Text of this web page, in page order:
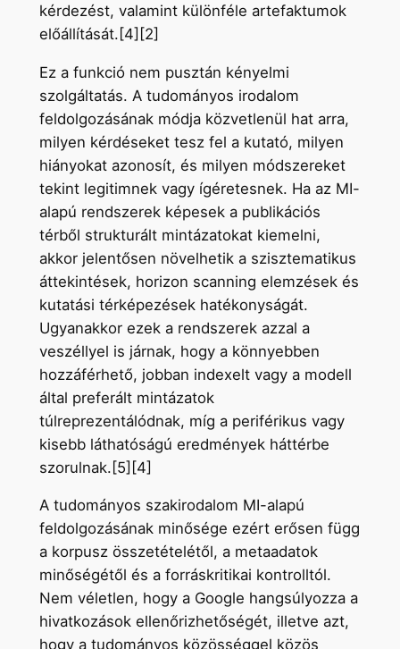
kérdezést, valamint különféle artefaktumok
előállítását.[4][2]
Ez a funkció nem pusztán kényelmi
szolgáltatás. A tudományos irodalom
feldolgozásának módja közvetlenül hat arra,
milyen kérdéseket tesz fel a kutató, milyen
hiányokat azonosít, és milyen módszereket
tekint legitimnek vagy ígéretesnek. Ha az MI-
alapú rendszerek képesek a publikációs
térből strukturált mintázatokat kiemelni,
akkor jelentősen növelhetik a szisztematikus
áttekintések, horizon scanning elemzések és
kutatási térképezések hatékonyságát.
Ugyanakkor ezek a rendszerek azzal a
veszéllyel is járnak, hogy a könnyebben
hozzáférhető, jobban indexelt vagy a modell
által preferált mintázatok
túlreprezentálódnak, míg a periférikus vagy
kisebb láthatóságú eredmények háttérbe
szorulnak.[5][4]
A tudományos szakirodalom MI-alapú
feldolgozásának minősége ezért erősen függ
a korpusz összetételétől, a metaadatok
minőségétől és a forráskritikai kontrolltól.
Nem véletlen, hogy a Google hangsúlyozza a
hivatkozások ellenőrizhetőségét, illetve azt,
hogy a tudományos közösséggel közös